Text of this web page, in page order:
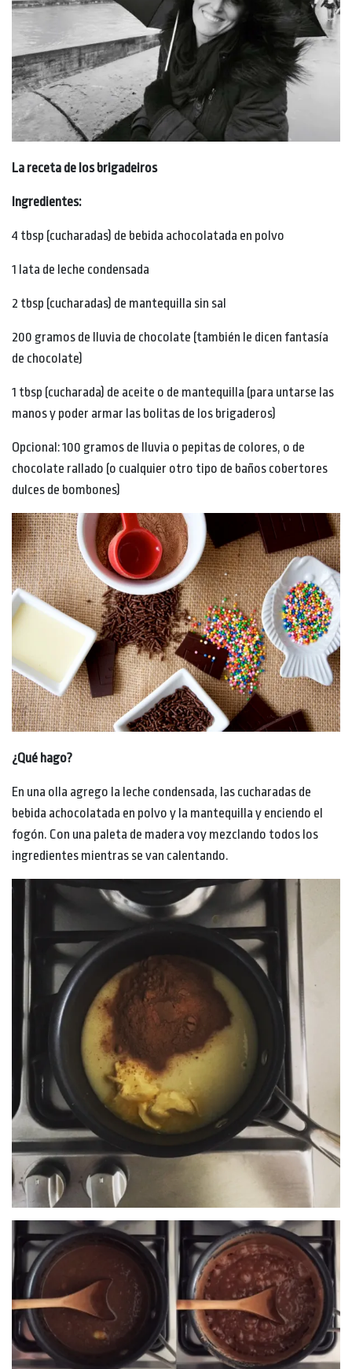
La receta de los brigadeiros
Ingredientes:
4 tbsp (cucharadas) de bebida achocolatada en polvo
1 lata de leche condensada
2 tbsp (cucharadas) de mantequilla sin sal
200 gramos de lluvia de chocolate (también le dicen fantasía
de chocolate)
1 tbsp (cucharada) de aceite o de mantequilla (para untarse las
manos y poder armar las bolitas de los brigaderos)
Opcional: 100 gramos de lluvia o pepitas de colores, o de
chocolate rallado (o cualquier otro tipo de baños cobertores
dulces de bombones)
¿Qué hago?
En una olla agrego la leche condensada, las cucharadas de
bebida achocolatada en polvo y la mantequilla y enciendo el
fogón. Con una paleta de madera voy mezclando todos los
ingredientes mientras se van calentando.